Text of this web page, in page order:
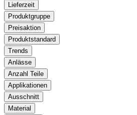
Lieferzeit
Produktgruppe
Preisaktion
Produktstandard
Trends
Anlässe
Anzahl Teile
Applikationen
Ausschnitt
Material